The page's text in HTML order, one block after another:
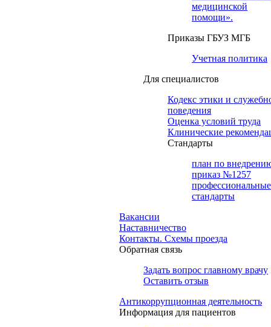
медицинской
помощи».
Приказы ГБУЗ МГБ
Учетная политика
Для специалистов
Кодекс этики и
поведения
Оценка условий труда
Клинические
Cтандарты
план по
приказ №1257
профессиональные
стандарты
Вакансии
Наставничество
Контакты. Схемы проезда
Обратная связь
Задать вопрос главному врачу
Оставить отзыв
Антикоррупционная деятельность
Информация для пациентов